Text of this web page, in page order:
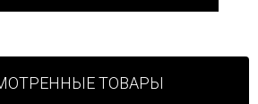
ТОВАРЫ